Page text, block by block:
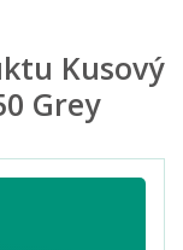
Kusový
Grey